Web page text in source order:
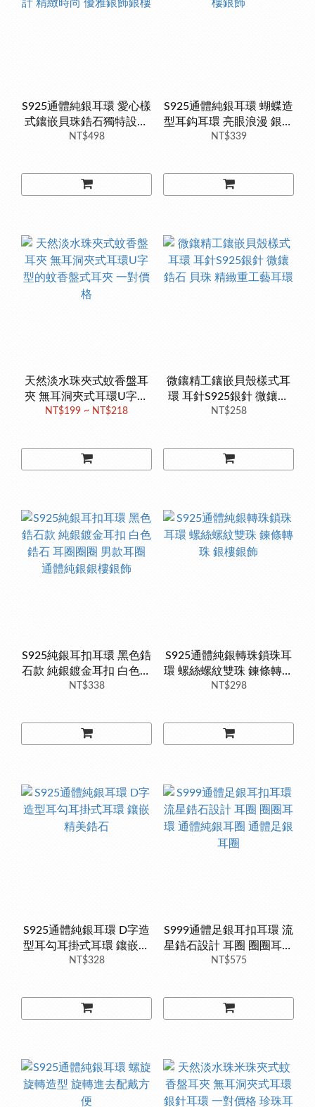
S925通體純銀耳環 愛心樣
式鑲嵌貝珠鋯石獨特設計
精緻時尚 優雅銀飾銀樓
NT$498
S925通體純銀耳環 蝴蝶造
型耳鈎耳環 亮眼浪漫 銀樓
銀飾
NT$339
天然淡水珠夾式蚊香盤耳
夾 無耳洞夾式耳環U字型
的蚊香盤式耳夾 一對價格
NT$199 ~ NT$218
微鑲精工鑲嵌貝殼樣式耳
環 耳針S925銀針 微鑲鋯
石 貝珠 精緻重工藝耳環
NT$258
S925純銀耳扣耳環 黑色鋯
石款 純銀鍍金耳扣 白色鋯
石 耳圈圈圈 男款耳圈 通
NT$338
S925通體純銀轉珠鎖珠耳
環 螺絲螺紋雙珠 鍊條轉珠
銀樓銀飾
NT$298
S925通體純銀耳環 D字造
型耳勾耳掛式耳環 鑲嵌精
美鋯石
NT$328
S999通體足銀耳扣耳環 流
星鋯石設計 耳圈 圈圈耳環
通體純銀耳圈 通體足銀耳
NT$575